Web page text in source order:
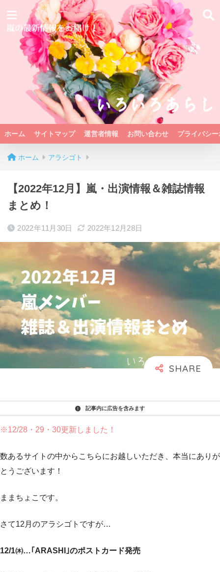
ホーム サイトマップ 運営者情報 お問い合わせ プライバシ
ホーム アラシゴト
【2022年12月】嵐・出演情報＆雑誌情報
まとめ！
2022年11月30日 2022年12月28日
記事内に広告を含みます
※12/28・29・30更新しました！
数あるサイトの中からこちらにお越しいただき、本当にありが
とうございます！
ままちょこです。
さて12月のアラシゴトですが…
12/1㈭…｢ARASHI｣のポストカード発売